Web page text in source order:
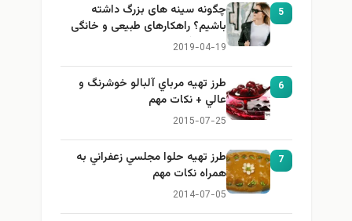
5
چگونه سینه های بزرگ داشته
باشیم؟ راهکارهای طبیعی و خانگی
برای بزرگ کردن سینه
2019-04-19
6
طرز تهيه مرباي آلبالو خوشرنگ و
عالي + نكات مهم
2015-07-25
7
طرز تهيه حلوا مجلسي زعفراني به
همراه نكات مهم
2014-07-05